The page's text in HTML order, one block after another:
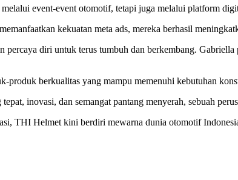
event-event otomotif, tetapi juga melalui platform
kekuatan meta ads, mereka berhasil
diri untuk terus tumbuh dan berkembang.
produk berkualitas yang mampu memenuhi kebutuhan
inovasi, dan semangat pantang menyerah, sebuah
THI Helmet kini berdiri mewarna dunia otomotif